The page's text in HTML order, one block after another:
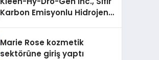
Karbon Emisyonlu Hidrojen
Aldı
Marie Rose kozmetik
sektörüne giriş yaptı